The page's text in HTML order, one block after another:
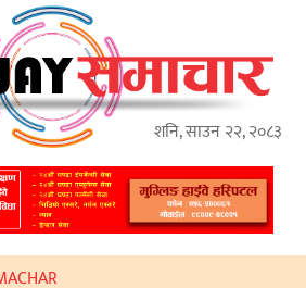
शनि, साउन २२, २०८३